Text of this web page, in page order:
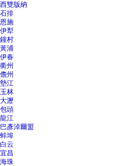
西雙版納
石排
恩施
伊犁
鐘村
黃浦
伊春
衢州
儋州
墊江
玉林
大瀝
包頭
龍江
巴彥淖爾盟
蚌埠
白云
宜昌
海珠